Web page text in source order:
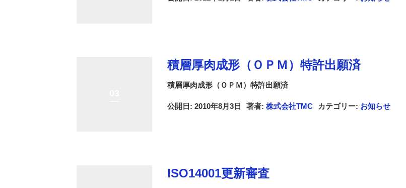
積層厚肉成形（ＯＰＭ）特許出願済
積層厚肉成形（ＯＰＭ）特許出願済
公開日: 2010年8月3日 著者: 株式会社TMC カテゴリー: お知らせ
ISO14001更新審査